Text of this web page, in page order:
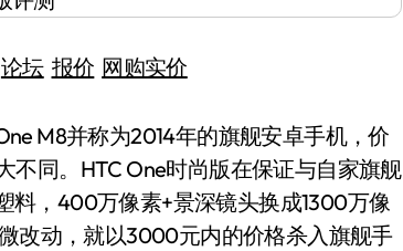
论坛 报价 网购实价
M8并称为2014年的旗舰安卓手机，价
同。HTC One时尚版在保证与自家旗舰
料，400万像素+景深镜头换成1300万像
改动，就以3000元内的价格杀入旗舰手